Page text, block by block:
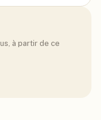
à partir de ce